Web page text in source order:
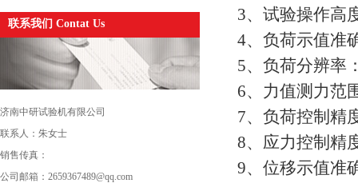
联系我们 Contat Us
济南中研试验机有限公司
联系人：朱女士
销售传真：
公司邮箱：2659367489@qq.com
3、试验操作
4、负荷示值
5、负荷分辨
6、力值测力
7、负荷控制
8、应力控制
9、位移示值